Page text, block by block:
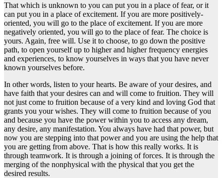
That which is unknown to you can put you in a place of fear, or it
can put you in a place of excitement. If you are more positively-
oriented, you will go to the place of excitement. If you are more
negatively oriented, you will go to the place of fear. The choice is
yours. Again, free will. Use it to choose, to go down the positive
path, to open yourself up to higher and higher frequency energies
and experiences, to know yourselves in ways that you have never
known yourselves before.
In other words, listen to your hearts. Be aware of your desires, and
have faith that your desires can and will come to fruition. They will
not just come to fruition because of a very kind and loving God that
grants you your wishes. They will come to fruition because of you
and because you have the power within you to access any dream,
any desire, any manifestation. You always have had that power, but
now you are stepping into that power and you are using the help that
you are getting from above. That is how this really works. It is
through teamwork. It is through a joining of forces. It is through the
merging of the nonphysical with the physical that you get the
desired results.